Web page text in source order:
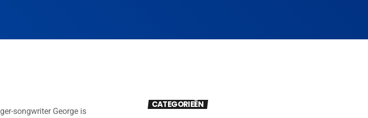
songwriter George is
CATEGORIEËN